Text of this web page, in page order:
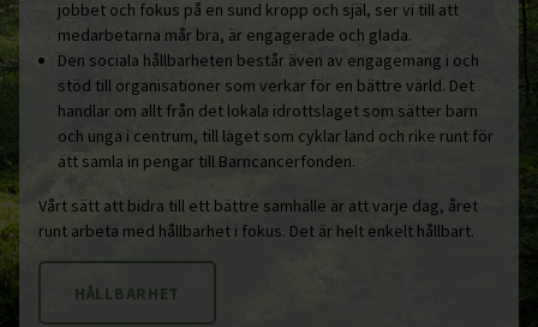
jobbet och fokus på en sund kropp och själ, ser vi till att
medarbetarna mår bra, är engagerade och glada.
Den sociala hållbarheten består även av engagemang i och
stöd till organisationer som verkar för en bättre värld. Det
handlar om allt från det lokala idrottslaget som sätter barn
och unga i centrum, till laget som cyklar land och rike runt för
att samla in pengar till Barncancerfonden.
Vårt sätt att bidra till ett bättre samhälle är att varje dag, året
runt arbeta med hållbarhet i fokus. Det är helt enkelt hållbart.
HÅLLBARHET